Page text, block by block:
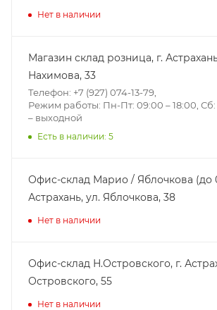
Нет в наличии
Магазин склад розница, г.
Нахимова, 33
Телефон: +7 (927) 074-13-79,
Режим работы: Пн-Пт: 09:00 – 18:00, Сб:
– выходной
Есть в наличии: 5
Офис-склад Марио / Яблочкова (до
Астрахань, ул. Яблочкова, 38
Нет в наличии
Офис-склад Н.Островского, г.
Островского, 55
Нет в наличии